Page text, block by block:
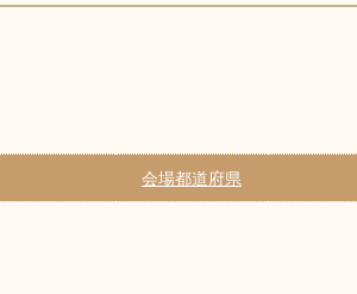
会場都道府県